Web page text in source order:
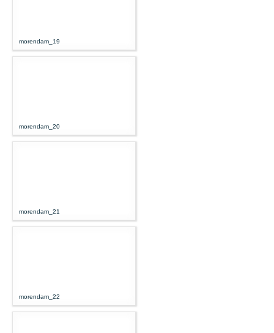
morendam_19
morendam_20
morendam_21
morendam_22